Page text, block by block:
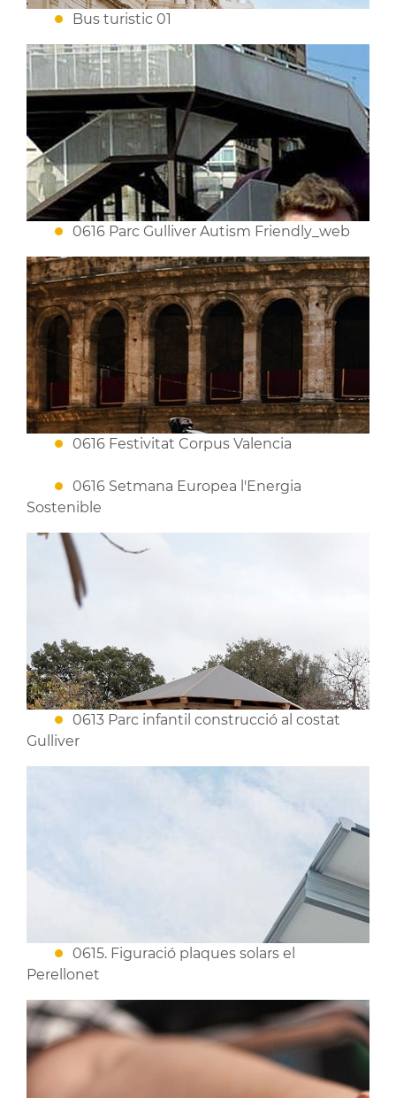
Bus turistic 01
0616 Parc Gulliver Autism Friendly_web
0616 Festivitat Corpus Valencia
0616 Setmana Europea l'Energia
Sostenible
0613 Parc infantil construcció al costat
Gulliver
0615. Figuració plaques solars el
Perellonet